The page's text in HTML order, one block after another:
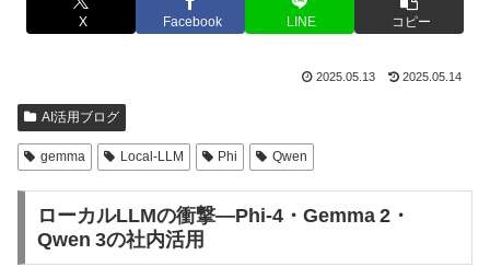
X Facebook LINE コピー
2025.05.13 2025.05.14
AI活用ブログ
gemma Local-LLM Phi Qwen
ローカルLLMの衝撃—Phi‑4・Gemma 2・
Qwen 3の社内活用